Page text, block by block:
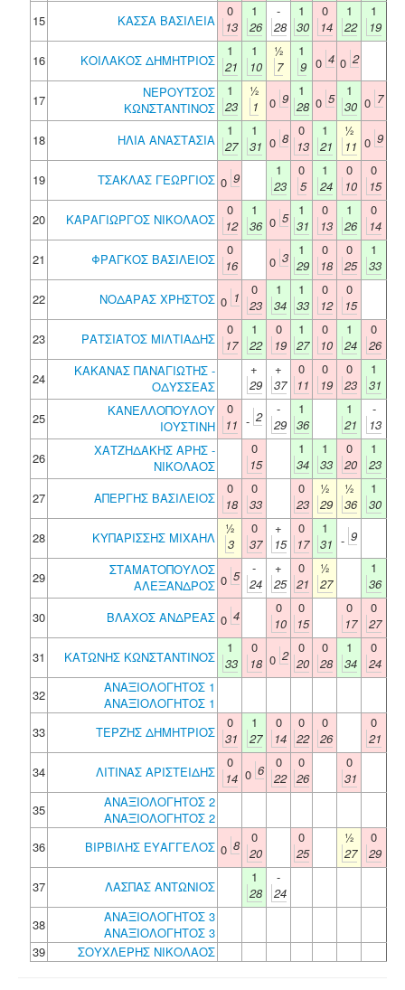
15
ΚΑΣΣΑ ΒΑΣΙΛΕΙΑ
0
13
1
26
-
28
1
30
0
14
1
22
1
19
16
ΚΟΙΛΑΚΟΣ ΔΗΜΗΤΡΙΟΣ
1
21
1
10
½
7
1
9 0 4 0 2
17
ΝΕΡΟΥΤΣΟΣ
ΚΩΝΣΤΑΝΤΙΝΟΣ
1
23
½
1
0 9
1
28 0 5
1
30 0 7
18 ΗΛΙΑ ΑΝΑΣΤΑΣΙΑ
1
27
1
31 0 8
0
13
1
21
½
11 0 9
19 ΤΣΑΚΛΑΣ ΓΕΩΡΓΙΟΣ 0 9
1
23
0
5
1
24
0
10
0
15
20
ΚΑΡΑΓΙΩΡΓΟΣ ΝΙΚΟΛΑΟΣ
0
12
1
36 0 5
1
31
0
13
1
26
0
14
21
ΦΡΑΓΚΟΣ ΒΑΣΙΛΕΙΟΣ
0
16
0 3
1
29
0
18
0
25
1
33
22
ΝΟΔΑΡΑΣ ΧΡΗΣΤΟΣ 0 1
0
23
1
34
1
33
0
12
0
15
23
ΡΑΤΣΙΑΤΟΣ ΜΙΛΤΙΑΔΗΣ
0
17
1
22
0
19
1
27
0
10
1
24
0
26
24
ΚΑΚΑΝΑΣ ΠΑΝΑΓΙΩΤΗΣ -
ΟΔΥΣΣΕΑΣ
+
29
+
37
0
11
0
19
0
23
1
31
25
ΚΑΝΕΛΛΟΠΟΥΛΟΥ
ΙΟΥΣΤΙΝΗ
0
11 - 2
-
29
1
36
1
21
-
13
26
ΧΑΤΖΗΔΑΚΗΣ ΑΡΗΣ -
ΝΙΚΟΛΑΟΣ
0
15
1
34
1
33
0
20
1
23
27
ΑΠΕΡΓΗΣ ΒΑΣΙΛΕΙΟΣ
0
18
0
33
0
23
½
29
½
36
1
30
28
ΚΥΠΑΡΙΣΣΗΣ ΜΙΧΑΗΛ
½
3
0
37
+
15
0
17
1
31 - 9
29
ΣΤΑΜΑΤΟΠΟΥΛΟΣ
ΑΛΕΞΑΝΔΡΟΣ 0 5
-
24
+
25
0
21
½
27
1
36
30
ΒΛΑΧΟΣ ΑΝΔΡΕΑΣ 0 4
0
10
0
15
0
17
0
27
31
ΚΑΤΩΝΗΣ ΚΩΝΣΤΑΝΤΙΝΟΣ
1
33
0
18 0 2
0
20
0
28
1
34
0
24
32
ΑΝΑΞΙΟΛΟΓΗΤΟΣ 1
ΑΝΑΞΙΟΛΟΓΗΤΟΣ 1
33
ΤΕΡΖΗΣ ΔΗΜΗΤΡΙΟΣ
0
31
1
27
0
14
0
22
0
26
0
21
34
ΛΙΤΙΝΑΣ ΑΡΙΣΤΕΙΔΗΣ
0
14 0 6
0
22
0
26
0
31
35
ΑΝΑΞΙΟΛΟΓΗΤΟΣ 2
ΑΝΑΞΙΟΛΟΓΗΤΟΣ 2
36
ΒΙΡΒΙΛΗΣ ΕΥΑΓΓΕΛΟΣ 0 8
0
20
0
25
½
27
0
29
37
ΛΑΣΠΑΣ ΑΝΤΩΝΙΟΣ
1
28
-
24
38
ΑΝΑΞΙΟΛΟΓΗΤΟΣ 3
ΑΝΑΞΙΟΛΟΓΗΤΟΣ 3
39
ΣΟΥΧΛΕΡΗΣ ΝΙΚΟΛΑΟΣ